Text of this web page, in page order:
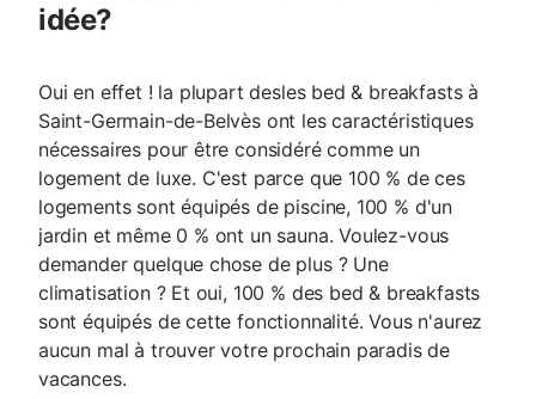
idée?
Oui en effet ! la plupart desles bed & breakfasts à
Saint-Germain-de-Belvès ont les caractéristiques
nécessaires pour être considéré comme un
logement de luxe. C'est parce que 100 % de ces
logements sont équipés de piscine, 100 % d'un
jardin et même 0 % ont un sauna. Voulez-vous
demander quelque chose de plus ? Une
climatisation ? Et oui, 100 % des bed & breakfasts
sont équipés de cette fonctionnalité. Vous n'aurez
aucun mal à trouver votre prochain paradis de
vacances.